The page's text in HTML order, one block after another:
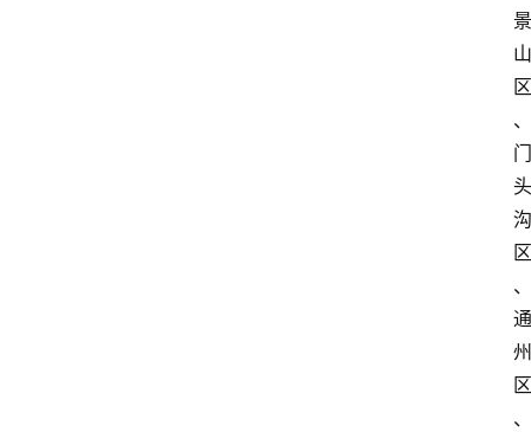
景
山
区
、
门
头
沟
区
、
通
州
区
、